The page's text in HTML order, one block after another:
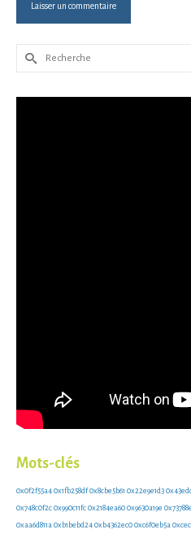
Rechercher :
Mots-clés
0x0f2f55a40x1fb258df0x8cbe5b61 0x22e9e1d3
0x748c0f2c0x990c11fc0x2184ea600x9630a19e
0xaa6d811a0xb1bebd240xb4362ec00xc6f0eb5a